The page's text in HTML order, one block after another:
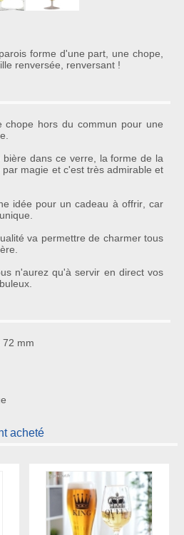
forme d'une part, une chope,
renversée, renversant !
chope hors du commun pour une
dans ce verre, la forme de la
magie et c'est très admirable et
idée pour uncadeau à offrir, car
va permettre de charmer tous
n'aurez qu'à servir en direct vos
72 mm
acheté